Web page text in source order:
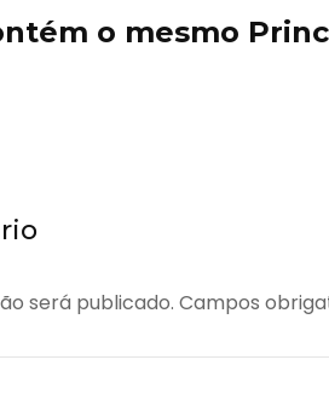
o mesmo
será publicado. Campos